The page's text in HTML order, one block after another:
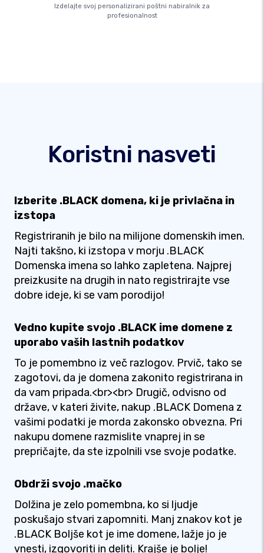
Izdelajte svoj personalizirani poštni nabiralnik za
profesionalnost
Koristni nasveti
Izberite .BLACK domena, ki je privlačna in
izstopa
Registriranih je bilo na milijone domenskih imen.
Najti takšno, ki izstopa v morju .BLACK
Domenska imena so lahko zapletena. Najprej
preizkusite na drugih in nato registrirajte vse
dobre ideje, ki se vam porodijo!
Vedno kupite svojo .BLACK ime domene z
uporabo vaših lastnih podatkov
To je pomembno iz več razlogov. Prvič, tako se
zagotovi, da je domena zakonito registrirana in
da vam pripada.<br><br> Drugič, odvisno od
države, v kateri živite, nakup .BLACK Domena z
vašimi podatki je morda zakonsko obvezna. Pri
nakupu domene razmislite vnaprej in se
prepričajte, da ste izpolnili vse svoje podatke.
Obdrži svojo .mačko
Dolžina je zelo pomembna, ko si ljudje
poskušajo stvari zapomniti. Manj znakov kot je
.BLACK Boljše kot je ime domene, lažje jo je
vnesti, izgovoriti in deliti. Krajše je bolje!